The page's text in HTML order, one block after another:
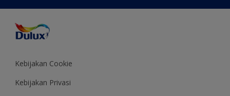
Inspirasi
Saran Mendekorasi
Colour of the Year
Kebijakan Cookie
Kebijakan Privasi